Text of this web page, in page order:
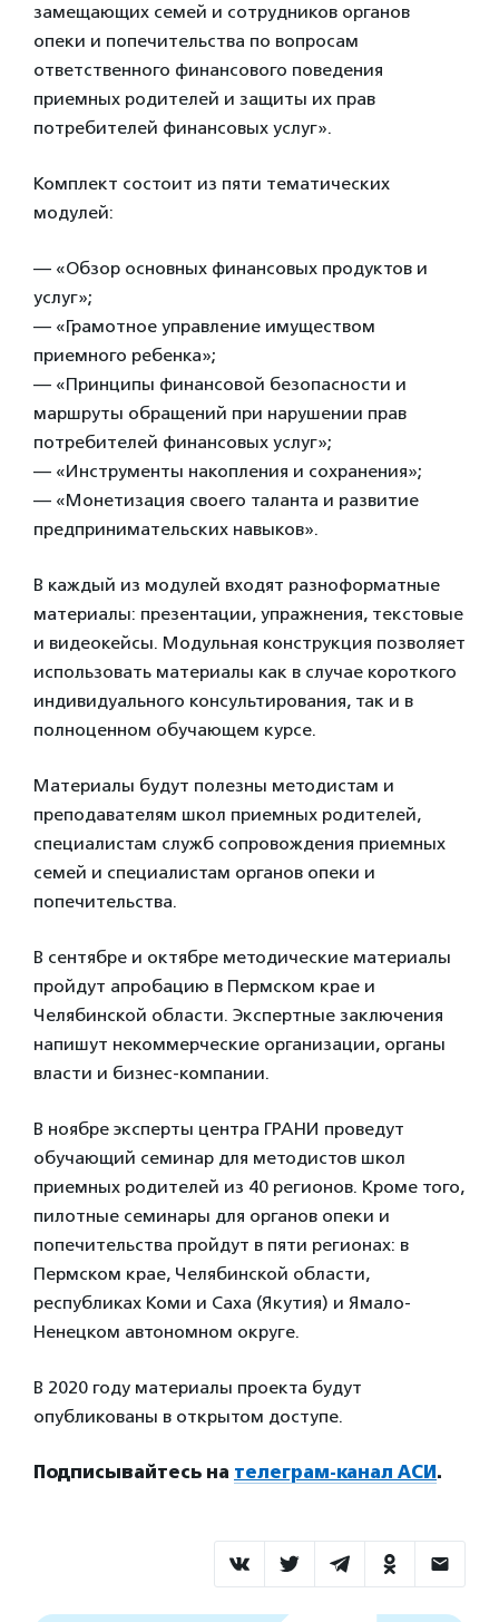
замещающих семей и сотрудников органов
опеки и попечительства по вопросам
ответственного финансового поведения
приемных родителей и защиты их прав
потребителей финансовых услуг».
Комплект состоит из пяти тематических
модулей:
— «Обзор основных финансовых продуктов и
услуг»;
— «Грамотное управление имуществом
приемного ребенка»;
— «Принципы финансовой безопасности и
маршруты обращений при нарушении прав
потребителей финансовых услуг»;
— «Инструменты накопления и сохранения»;
— «Монетизация своего таланта и развитие
предпринимательских навыков».
В каждый из модулей входят разноформатные
материалы: презентации, упражнения, текстовые
и видеокейсы. Модульная конструкция позволяет
использовать материалы как в случае короткого
индивидуального консультирования, так и в
полноценном обучающем курсе.
Материалы будут полезны методистам и
преподавателям школ приемных родителей,
специалистам служб сопровождения приемных
семей и специалистам органов опеки и
попечительства.
В сентябре и октябре методические материалы
пройдут апробацию в Пермском крае и
Челябинской области. Экспертные заключения
напишут некоммерческие организации, органы
власти и бизнес-компании.
В ноябре эксперты центра ГРАНИ проведут
обучающий семинар для методистов школ
приемных родителей из 40 регионов. Кроме того,
пилотные семинары для органов опеки и
попечительства пройдут в пяти регионах: в
Пермском крае, Челябинской области,
республиках Коми и Саха (Якутия) и Ямало-
Ненецком автономном округе.
В 2020 году материалы проекта будут
опубликованы в открытом доступе.
Подписывайтесь на телеграм-канал АСИ.